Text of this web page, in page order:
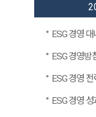
ESG 경영 대
ESG 경영방
ESG 경영
ESG 경영